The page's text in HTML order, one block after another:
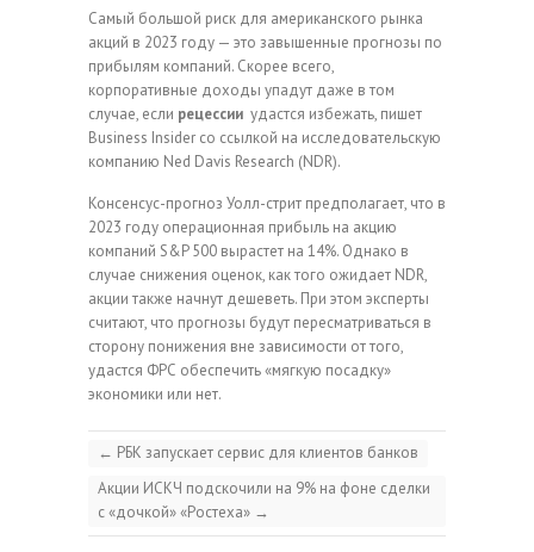
Самый большой риск для американского рынка
акций в 2023 году — это завышенные прогнозы по
прибылям компаний. Скорее всего,
корпоративные доходы упадут даже в том
случае, если рецессии удастся избежать, пишет
Business Insider со ссылкой на исследовательскую
компанию Ned Davis Research (NDR).
Консенсус-прогноз Уолл-стрит предполагает, что в
2023 году операционная прибыль на акцию
компаний S&P 500 вырастет на 14%. Однако в
случае снижения оценок, как того ожидает NDR,
акции также начнут дешеветь. При этом эксперты
считают, что прогнозы будут пересматриваться в
сторону понижения вне зависимости от того,
удастся ФРС обеспечить «мягкую посадку»
экономики или нет.
← РБК запускает сервис для клиентов банков
Акции ИСКЧ подскочили на 9% на фоне сделки
с «дочкой» «Ростеха» →